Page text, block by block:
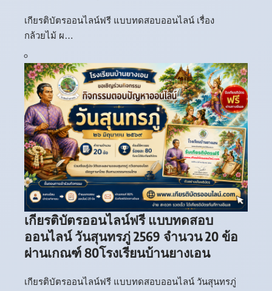
เกียรติบัตรออนไลน์ฟรี แบบทดสอบออนไลน์ เรื่อง
กล้วยไม้ ผ…
เกียรติบัตรออนไลน์ฟรี แบบทดสอบ
ออนไลน์ วันสุนทรภู่ 2569 จำนวน 20 ข้อ
ผ่านเกณฑ์ 80โรงเรียนบ้านยางเอน
เกียรติบัตรออนไลน์ฟรี แบบทดสอบออนไลน์ วันสุนทรภู่